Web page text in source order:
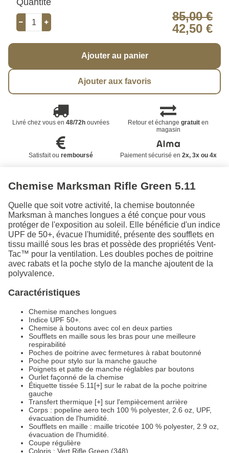
Quantité
85,00 €
42,50 €
Ajouter au panier
Ajouter aux favoris
Livré chez vous en 48/72houvrées Retour et échangegratuit en
magasin
Satisfait ou remboursé Paiement sécurisé en 2x, 3x ou 4x
Chemise Marksman Rifle Green 5.11
Quelle que soit votre activité, la chemise boutonnée
Marksman à manches longues a été conçue pour vous
protéger de l'exposition au soleil. Elle bénéficie d'un indice
UPF de 50+, évacue l'humidité, présente des soufflets en
tissu maillé sous les bras et possède des propriétés Vent-
Tac™ pour la ventilation. Les doubles poches de poitrine
avec rabats et la poche stylo de la manche ajoutent de la
polyvalence.
Caractéristiques
Chemise manches longues
Indice UPF 50+.
Chemise à boutons avec col en deux parties
Soufflets en maille sous les bras pour une meilleure
respirabilité
Poches de poitrine avec fermetures à rabat boutonné
Poche pour stylo sur la manche gauche
Poignets et patte de manche réglables par boutons
Ourlet façonné de la chemise
Étiquette tissée 5.11[+] sur le rabat de la poche poitrine
gauche
Transfert thermique [+] sur l'empiècement arrière
Corps : popeline aero tech 100 % polyester, 2.6 oz, UPF,
évacuation de l'humidité.
Soufflets en maille : maille tricotée 100 % polyester, 2.9 oz,
évacuation de l'humidité.
Coupe régulière
Coloris : Vert Rifle Green (348)